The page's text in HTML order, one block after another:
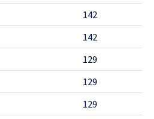
142
142
129
129
129